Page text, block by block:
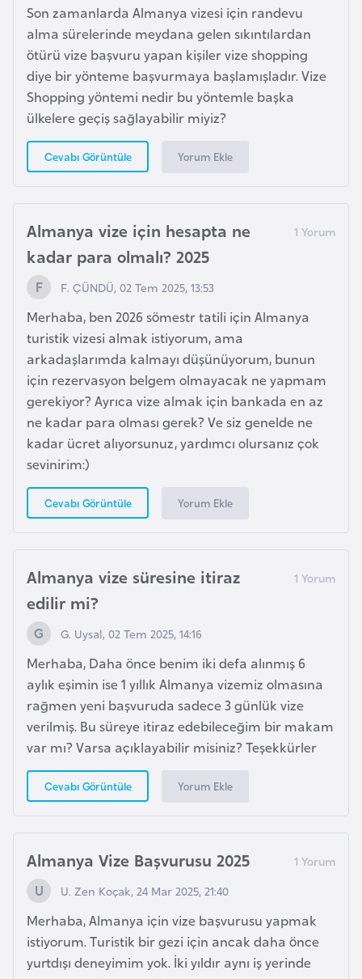
Son zamanlarda Almanya vizesi için randevu
alma sürelerinde meydana gelen sıkıntılardan
ötürü vize başvuru yapan kişiler vize shopping
diye bir yönteme başvurmaya başlamışladır. Vize
Shopping yöntemi nedir bu yöntemle başka
ülkelere geçiş sağlayabilir miyiz?
Cevabı Görüntüle Yorum Ekle
Almanya vize için hesapta ne
kadar para olmalı? 2025
F. ÇÜNDÜ, 02 Tem 2025, 13:53
Merhaba, ben 2026 sömestr tatili için Almanya
turistik vizesi almak istiyorum, ama
arkadaşlarımda kalmayı düşünüyorum, bunun
için rezervasyon belgem olmayacak ne yapmam
gerekiyor? Ayrıca vize almak için bankada en az
ne kadar para olması gerek? Ve siz genelde ne
kadar ücret alıyorsunuz, yardımcı olursanız çok
sevinirim:)
Cevabı Görüntüle Yorum Ekle
Almanya vize süresine itiraz
edilir mi?
G. Uysal, 02 Tem 2025, 14:16
Merhaba, Daha önce benim iki defa alınmış 6
aylık eşimin ise 1 yıllık Almanya vizemiz olmasına
rağmen yeni başvuruda sadece 3 günlük vize
verilmiş. Bu süreye itiraz edebileceğim bir makam
var mı? Varsa açıklayabilir misiniz? Teşekkürler
Cevabı Görüntüle Yorum Ekle
Almanya Vize Başvurusu 2025
U. Zen Koçak, 24 Mar 2025, 21:40
Merhaba, Almanya için vize başvurusu yapmak
istiyorum. Turistik bir gezi için ancak daha önce
yurtdışı deneyimim yok. İki yıldır aynı iş yerinde
k
İ
r
l
a
n
a
İ
s
p
a
n
y
a
İ
s
r
a
i
l
s
v
e
ç
İ
s
v
i
ç
r
e
İ
t
a
l
y
a